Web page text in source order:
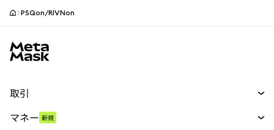
PSQon/RIVNon
取引
マネー 新規